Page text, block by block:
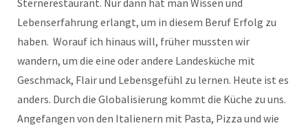
Sternerestaurant. Nur dann hat man Wissen und
Lebenserfahrung erlangt, um in diesem Beruf Erfolg zu
haben. Worauf ich hinaus will, früher mussten wir
wandern, um die eine oder andere Landesküche mit
Geschmack, Flair und Lebensgefühl zu lernen. Heute ist es
anders. Durch die Globalisierung kommt die Küche zu uns.
Angefangen von den Italienern mit Pasta, Pizza und wie